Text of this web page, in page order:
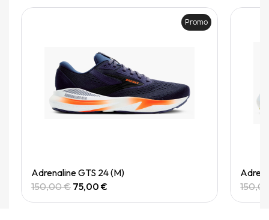
Quick View
Promo
Adrenaline GTS 24 (M)
150,00 € 75,00 €